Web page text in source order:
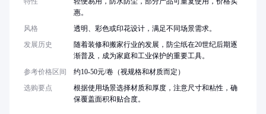
惠。
风格
透明、彩色或印花设计，满足不同场景需求。
发展历史
随着装修和搬家行业的发展，防尘纸在20世纪后期逐
渐普及，成为家庭和工业保护的重要工具。
参考价格区间
约10-50元/卷（视规格和材质而定）
选购要点
根据使用场景选择材质和厚度，注意尺寸和粘性，确
保覆盖面积和贴合度。